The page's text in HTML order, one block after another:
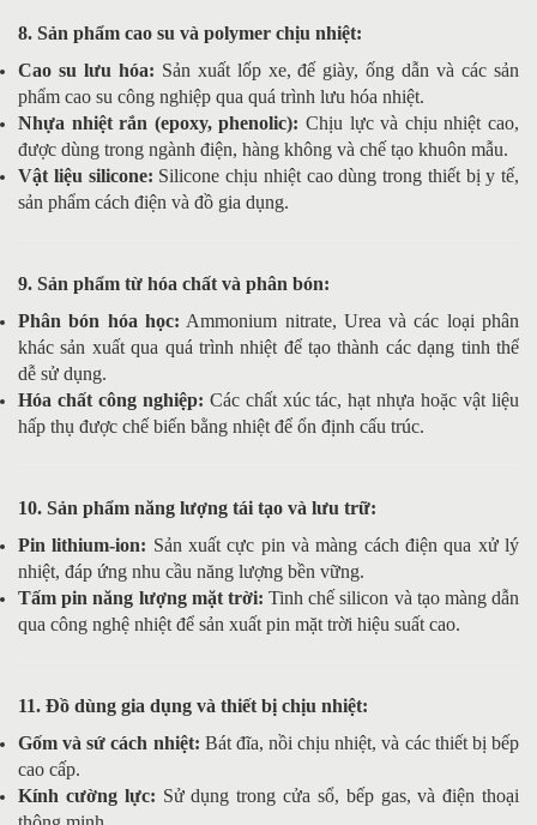
8. Sản phẩm cao su và polymer chịu nhiệt:
Cao su lưu hóa: Sản xuất lốp xe, đế giày, ống dẫn và các sản
phẩm cao su công nghiệp qua quá trình lưu hóa nhiệt.
Nhựa nhiệt rắn (epoxy, phenolic): Chịu lực và chịu nhiệt cao,
được dùng trong ngành điện, hàng không và chế tạo khuôn mẫu.
Vật liệu silicone: Silicone chịu nhiệt cao dùng trong thiết bị y tế,
sản phẩm cách điện và đồ gia dụng.
9. Sản phẩm từ hóa chất và phân bón:
Phân bón hóa học: Ammonium nitrate, Urea và các loại phân
khác sản xuất qua quá trình nhiệt để tạo thành các dạng tinh thể
dễ sử dụng.
Hóa chất công nghiệp: Các chất xúc tác, hạt nhựa hoặc vật liệu
hấp thụ được chế biến bằng nhiệt để ổn định cấu trúc.
10. Sản phẩm năng lượng tái tạo và lưu trữ:
Pin lithium-ion: Sản xuất cực pin và màng cách điện qua xử lý
nhiệt, đáp ứng nhu cầu năng lượng bền vững.
Tấm pin năng lượng mặt trời: Tinh chế silicon và tạo màng dẫn
qua công nghệ nhiệt để sản xuất pin mặt trời hiệu suất cao.
11. Đồ dùng gia dụng và thiết bị chịu nhiệt:
Gốm và sứ cách nhiệt: Bát đĩa, nồi chịu nhiệt, và các thiết bị bếp
cao cấp.
Kính cường lực: Sử dụng trong cửa sổ, bếp gas, và điện thoại